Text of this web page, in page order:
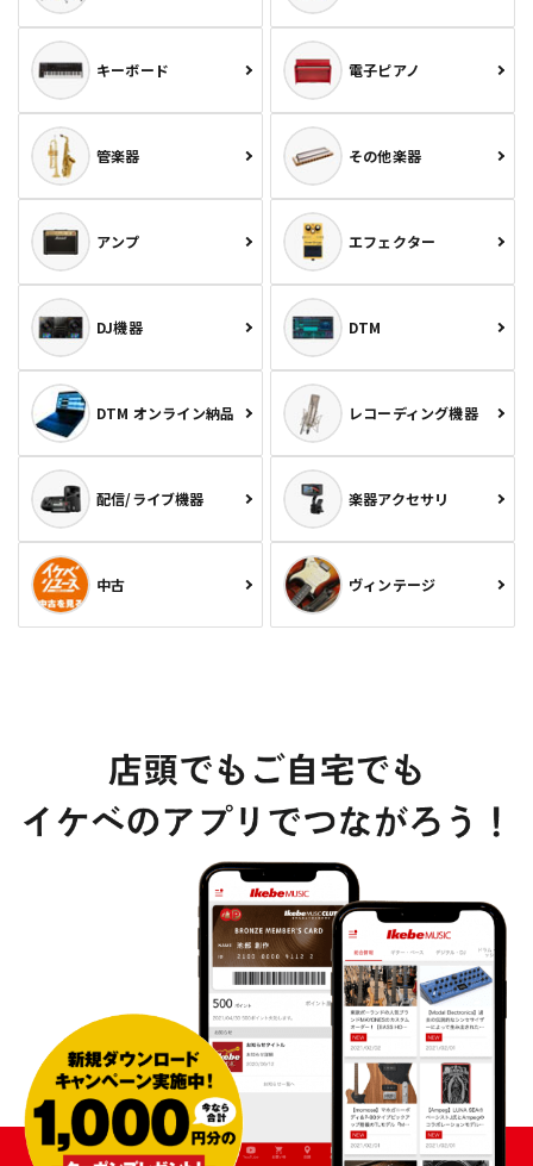
キーボード 電子ピアノ
管楽器 その他楽器
アンプ エフェクター
DJ機器 DTM
DTM オンライン納品 レコーディング機器
配信/ライブ機器 楽器アクセサリ
中古 ヴィンテージ